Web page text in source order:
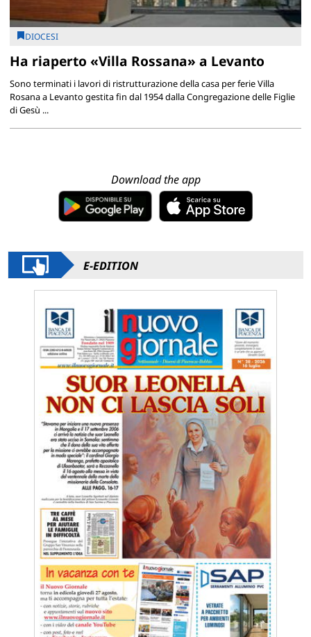
DIOCESI
Ha riaperto «Villa Rossana» a Levanto
Sono terminati i lavori di ristrutturazione della casa per ferie Villa
Rosana a Levanto gestita fin dal 1954 dalla Congregazione delle Figlie
di Gesù ...
Download the app
E-EDITION